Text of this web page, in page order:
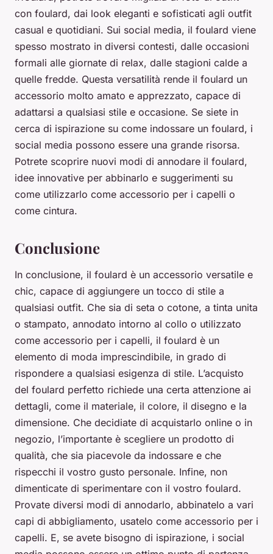
con foulard, dai look eleganti e sofisticati agli outfit
casual e quotidiani. Sui social media, il foulard viene
spesso mostrato in diversi contesti, dalle occasioni
formali alle giornate di relax, dalle stagioni calde a
quelle fredde. Questa versatilità rende il foulard un
accessorio molto amato e apprezzato, capace di
adattarsi a qualsiasi stile e occasione. Se siete in
cerca di ispirazione su come indossare un foulard, i
social media possono essere una grande risorsa.
Potrete scoprire nuovi modi di annodare il foulard,
idee innovative per abbinarlo e suggerimenti su
come utilizzarlo come accessorio per i capelli o
come cintura.
Conclusione
In conclusione, il foulard è un accessorio versatile e
chic, capace di aggiungere un tocco di stile a
qualsiasi outfit. Che sia di seta o cotone, a tinta unita
o stampato, annodato intorno al collo o utilizzato
come accessorio per i capelli, il foulard è un
elemento di moda imprescindibile, in grado di
rispondere a qualsiasi esigenza di stile. L’acquisto
del foulard perfetto richiede una certa attenzione ai
dettagli, come il materiale, il colore, il disegno e la
dimensione. Che decidiate di acquistarlo online o in
negozio, l’importante è scegliere un prodotto di
qualità, che sia piacevole da indossare e che
rispecchi il vostro gusto personale. Infine, non
dimenticate di sperimentare con il vostro foulard.
Provate diversi modi di annodarlo, abbinatelo a vari
capi di abbigliamento, usatelo come accessorio per i
capelli. E, se avete bisogno di ispirazione, i social